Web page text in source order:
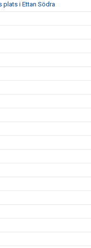
plats i Ettan Södra